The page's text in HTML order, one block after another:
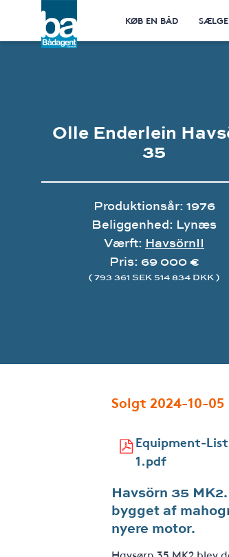
KØB EN BÅD
Olle Enderlein
35
Produktionsår: 1976
Beliggenhed: Lynæs
Værft: HavsörnII
Pris: 69 000 €
( 793 361 SEK 514 834 DKK )
Solgt 2024-10-05
Equipment-
1.pdf
Havsörn 35
bygget af
nyere motor.